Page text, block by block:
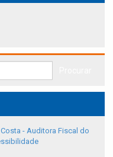
- Auditora Fiscal do